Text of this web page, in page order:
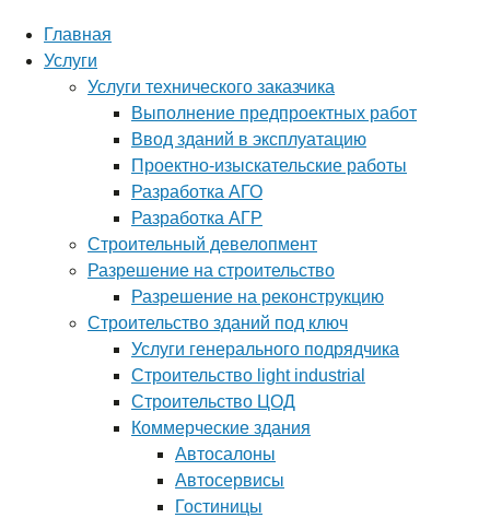
Главная
Услуги
Услуги технического заказчика
Выполнение предпроектных работ
Ввод зданий в эксплуатацию
Проектно-изыскательские работы
Разработка АГО
Разработка АГР
Строительный девелопмент
Разрешение на строительство
Разрешение на реконструкцию
Строительство зданий под ключ
Услуги генерального подрядчика
Строительство light industrial
Строительство ЦОД
Коммерческие здания
Автосалоны
Автосервисы
Гостиницы